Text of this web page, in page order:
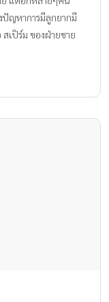
ปัญหาการมีลูกยากมี
ปิร์ม ของฝ่ายชาย